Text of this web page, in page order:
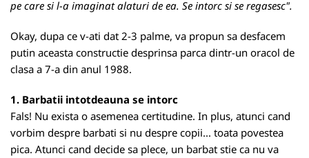
pe care si l-a imaginat alaturi de ea. Se intorc si se regasesc".
Okay, dupa ce v-ati dat 2-3 palme, va propun sa desfacem
putin aceasta constructie desprinsa parca dintr-un oracol de
clasa a 7-a din anul 1988.
1. Barbatii intotdeauna se intorc
Fals! Nu exista o asemenea certitudine. In plus, atunci cand
vorbim despre barbati si nu despre copii... toata povestea
pica. Atunci cand decide sa plece, un barbat stie ca nu va